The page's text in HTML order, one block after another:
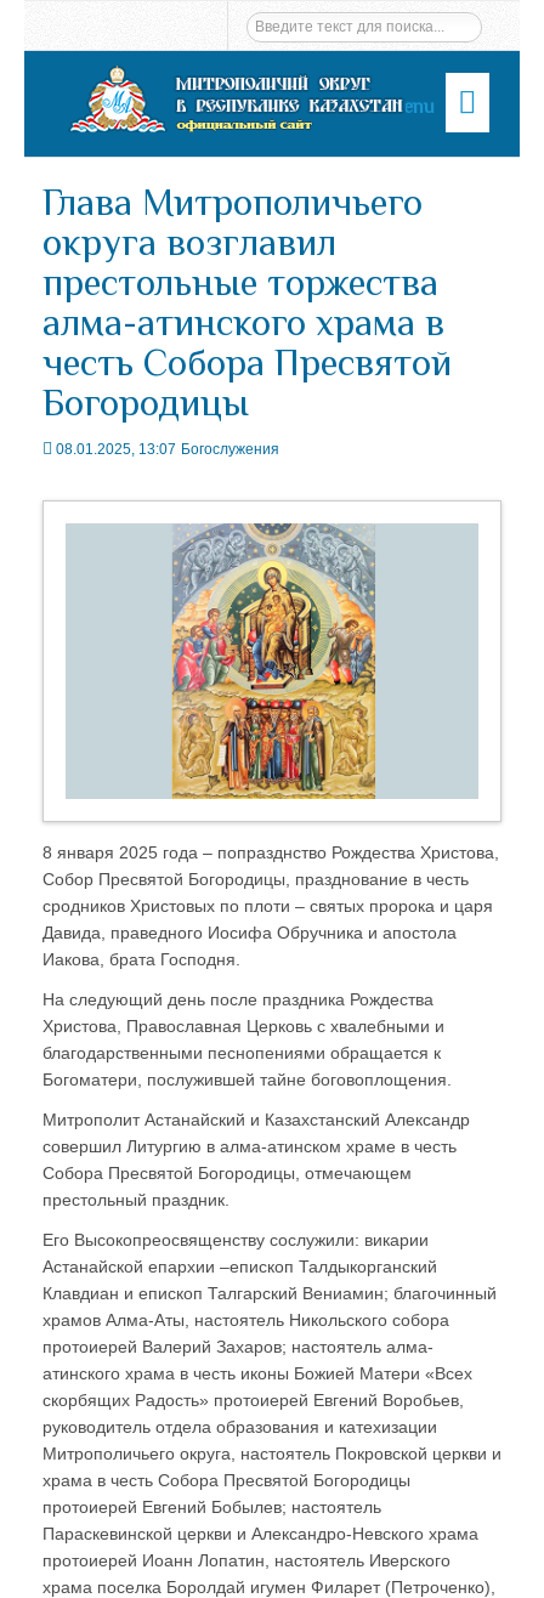
Menu
Глава Митрополичьего
округа возглавил
престольные торжества
алма-атинского храма в
честь Собора Пресвятой
Богородицы
08.01.2025, 13:07 Богослужения
8 января 2025 года – попразднство Рождества Христова,
Собор Пресвятой Богородицы, празднование в честь
сродников Христовых по плоти – святых пророка и царя
Давида, праведного Иосифа Обручника и апостола
Иакова, брата Господня.
На следующий день после праздника Рождества
Христова, Православная Церковь с хвалебными и
благодарственными песнопениями обращается к
Богоматери, послужившей тайне боговоплощения.
Митрополит Астанайский и Казахстанский Александр
совершил Литургию в алма-атинском храме в честь
Собора Пресвятой Богородицы, отмечающем
престольный праздник.
Его Высокопреосвященству сослужили: викарии
Астанайской епархии –епископ Талдыкорганский
Клавдиан и епископ Талгарский Вениамин; благочинный
храмов Алма-Аты, настоятель Никольского собора
протоиерей Валерий Захаров; настоятель алма-
атинского храма в честь иконы Божией Матери «Всех
скорбящих Радость» протоиерей Евгений Воробьев,
руководитель отдела образования и катехизации
Митрополичьего округа, настоятель Покровской церкви и
храма в честь Собора Пресвятой Богородицы
протоиерей Евгений Бобылев; настоятель
Параскевинской церкви и Александро-Невского храма
протоиерей Иоанн Лопатин, настоятель Иверского
храма поселка Боролдай игумен Филарет (Петроченко),